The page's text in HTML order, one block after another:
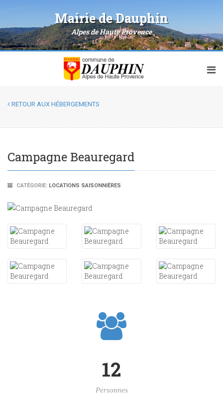
Mairie de Dauphin
Alpes de Haute Provence
RETOUR AUX HÉBERGEMENTS
Campagne Beauregard
CATÉGORIE: LOCATIONS SAISONNIÈRES
12
Personnes